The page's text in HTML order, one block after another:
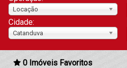
Locação
Cidade:
Catanduva
0 Imóveis Favoritos